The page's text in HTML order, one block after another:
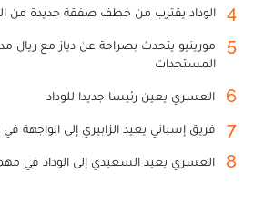
4 الوداد يقترب من خطف صفقة جديدة من
5
مورينيو يتحدث بصراحة عن دياز مع ريال
المستجدات
6 العسري يعين رئيسا جديدا للوداد
7 فريق إسباني يعيد الزابيري إلى الواجهة في
8 العسري يعيد السعيدي إلى الوداد في